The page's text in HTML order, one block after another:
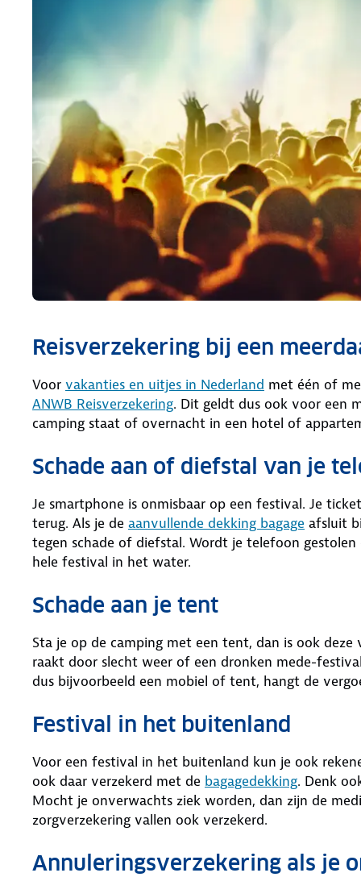
Reisverzekering bij een
Voor vakanties en uitjes in Nederland met één of
ANWB Reisverzekering. Dit geldt dus ook voor een
camping staat of overnacht in een hotel of
Schade aan of diefstal van je
Je smartphone is onmisbaar op een festival. Je
terug. Als je de aanvullende dekking bagage afsluit
tegen schade of diefstal. Wordt je telefoon
hele festival in het water.
Schade aan je tent
Sta je op de camping met een tent, dan is ook deze
raakt door slecht weer of een dronken mede-
dus bijvoorbeeld een mobiel of tent, hangt de
Festival in het buitenland
Voor een festival in het buitenland kun je ook
ook daar verzekerd met de bagagedekking. Denk
Mocht je onverwachts ziek worden, dan zijn de
zorgverzekering vallen ook verzekerd.
Annuleringsverzekering als je